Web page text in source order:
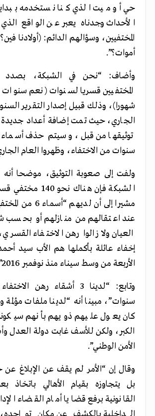
حي أو ميت الذي كنا نستخدمه ببداية
الأحداث وجدناه يعبر عن الواقع
المختفيين، وسؤالهم الدائم: (أولادنا
أموات؟”.
وأضاف: “نحن في الشبكة، بصدد
المختفيين قسريا لسنوات (نعم سنوات
شهورا)، وذلك قبيل إصدار التقرير
الجاري، حيث تمت إضافة أعداد
سنوات من الاختفاء، وظهروا العام
ولفت إلى صعوبة التوثيق، موضحا أنه
الشبكة فإن هناك
مشيرا إلى أن لديهم
عند اعتقالهم من منازلهم أو
العيان ولا زالوا رهن الاختفاء
إخفاء عائلة بأكملها هم الأب سيد
الأربعة من وسط سيناء منذ نوفمبر 2016”.
وتابع: “لدينا 3 أشقاء رهن
سنوات”، مبينا أنه “لدينا ملفات مؤلمة
كان يعول عليهم ذويهم بأنهم
الكبر، ولكن للأسف غابت دولة العدل
الأمن الوطني”.
وقال إن “الأمر لم يقف عن الإبلاغ عن
بل يتجاوزه بقيام الأهالي باتخاذ
القانونية برفع قضايا أمام القضاء